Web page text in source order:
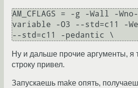
AM_CFLAGS = -g -Wall -
variable -O3 --std=c11 -
Ну и дальше прочие аргументы, я
строку привел.
Запускаешь make опять,